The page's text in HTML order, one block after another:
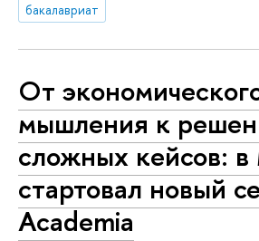
бакалавриат
От
мышления к
сложных кейсов:
стартовал новый
Academia